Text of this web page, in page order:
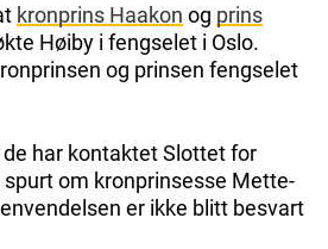
kronprins Haakon og prins
Høiby i fengselet i Oslo.
og prinsen fengselet
har kontaktet Slottet for
om kronprinsesse Mette-
er ikke blitt besvart